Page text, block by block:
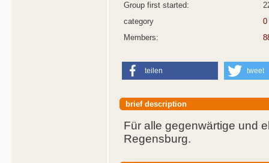
Group first started:
category
0
Members:
teilen tweet
brief description
Für alle gegenwärtige und
Regensburg.